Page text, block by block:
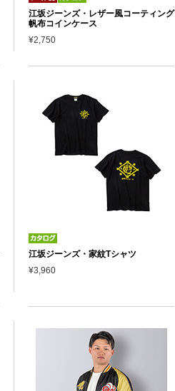
江坂ジーンズ・レザー風コーティング
帆布コインケース
¥2,750
江坂ジーンズ・家紋Tシャツ
¥3,960